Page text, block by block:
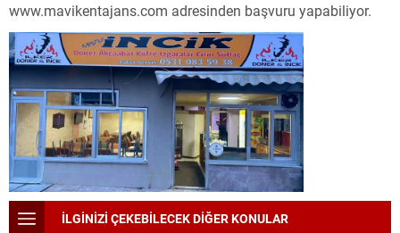
www.mavikentajans.com adresinden başvuru yapabiliyor.
İLGİNİZİ ÇEKEBİLECEK DİĞER KONULAR